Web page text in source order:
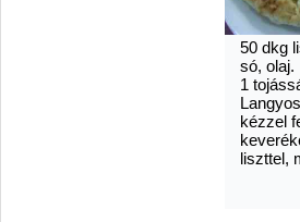
50 dkg
só, olaj.
1
kézzel
liszttel,